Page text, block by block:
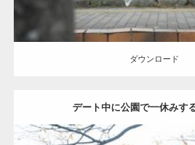
ダウンロード
デート中に公園で一休みす